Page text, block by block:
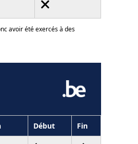
avoir été exercés à des
Début Fin